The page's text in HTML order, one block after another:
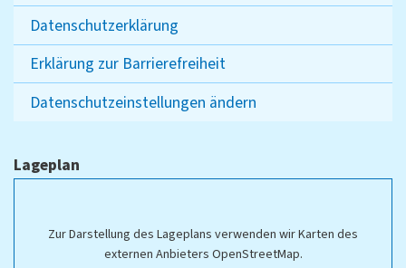
Datenschutzerklärung
Erklärung zur Barrierefreiheit
Datenschutzeinstellungen ändern
Lageplan
Zur Darstellung des Lageplans verwenden wir Karten des
externen Anbieters OpenStreetMap.